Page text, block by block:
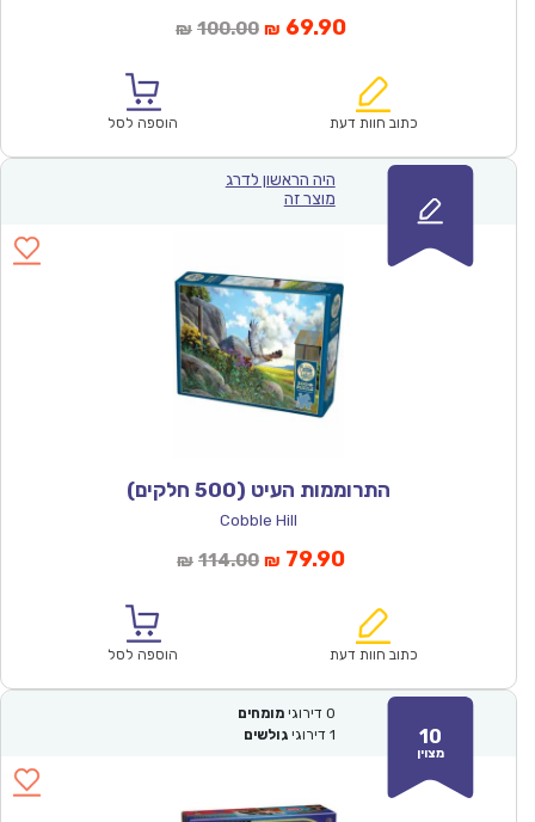
₪ 100.00המחיר
₪100.00.
₪ 69.90המחיר
הוא:
כתוב חוות דעת הוספה לסל
היה הראשון לדרג
מוצר זה
התרוממות העיט (500 חלקים)
Cobble Hill
₪ 114.00המחיר
₪114.00.
₪ 79.90המחיר
הוא:
כתוב חוות דעת הוספה לסל
10
מצוין
0 דירוגי מומחים
1 דירוגי גולשים